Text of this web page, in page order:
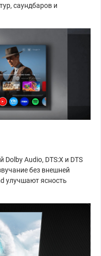
саундбаров и
Audio, DTS:X и DTS
без внешней
улучшают ясность